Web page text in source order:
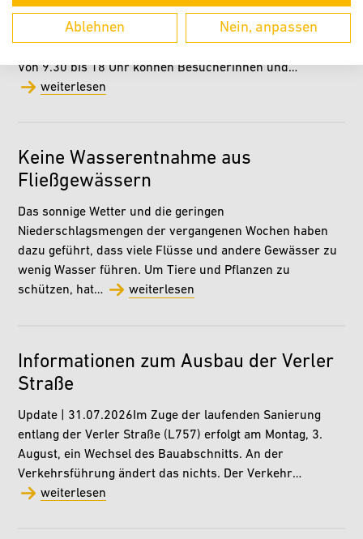
Am „Verler Leben“-Sonntag, 6. September, lädt der
beliebte Flohmarkt für Babyausstattung, Kinderkleidung
Von 9.30 bis 18 Uhr können Besucherinnen und…
weiterlesen
Keine Wasserentnahme aus
Fließgewässern
Das sonnige Wetter und die geringen
Niederschlagsmengen der vergangenen Wochen haben
dazu geführt, dass viele Flüsse und andere Gewässer zu
wenig Wasser führen. Um Tiere und Pflanzen zu
schützen, hat…
weiterlesen
Informationen zum Ausbau der Verler
Straße
Update | 31.07.2026Im Zuge der laufenden Sanierung
entlang der Verler Straße (L757) erfolgt am Montag, 3.
August, ein Wechsel des Bauabschnitts. An der
Verkehrsführung ändert das nichts. Der Verkehr…
weiterlesen
Ablehnen Nein, anpassen